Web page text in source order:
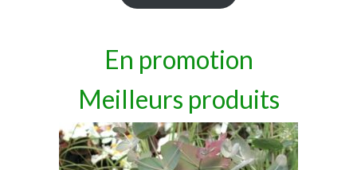
En promotion
Meilleurs produits